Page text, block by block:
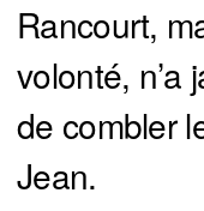
Rancourt,
volonté, n’a
de combler
Jean.